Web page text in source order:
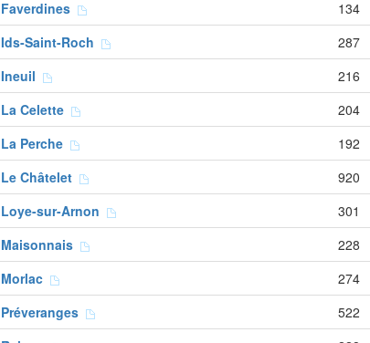
Faverdines 134
Ids-Saint-Roch 287
Ineuil 216
La Celette 204
La Perche 192
Le Châtelet 920
Loye-sur-Arnon 301
Maisonnais 228
Morlac 274
Préveranges 522